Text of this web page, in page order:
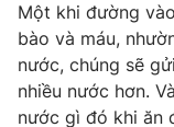
Phim VTV
Hậu trường
Nhân vật
Giải trí
Điện ảnh
Đời sống
Một khi đường
bào và máu,
nước, chúng sẽ
nhiều nước hơn.
nước gì đó khi ăn